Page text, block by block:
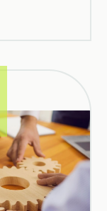
di
per
rete di